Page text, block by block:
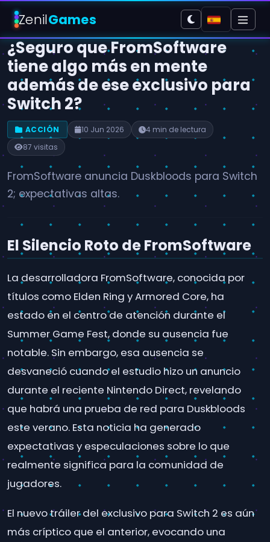
ZenilGames
¿Seguro que FromSoftware
tiene algo más en mente
además de ese exclusivo para
Switch 2?
ACCIÓN 10 Jun 2026
4 min de lectura
87 visitas
FromSoftware anuncia Duskbloods para Switch
2; expectativas altas.
El Silencio Roto de FromSoftware
La desarrolladora FromSoftware, conocida por
títulos como Elden Ring y Armored Core, ha
estado en el centro de atención durante el
Summer Game Fest, donde su ausencia fue
notable. Sin embargo, esa ausencia se
desvaneció cuando el estudio hizo un anuncio
durante el reciente Nintendo Direct, revelando
que habrá una prueba de red para Duskbloods
este verano. Esta noticia ha generado
expectativas y especulaciones sobre lo que
realmente significa para la comunidad de
jugadores.
El nuevo tráiler del exclusivo para Switch 2 es aún
más críptico que el anterior, evocando una